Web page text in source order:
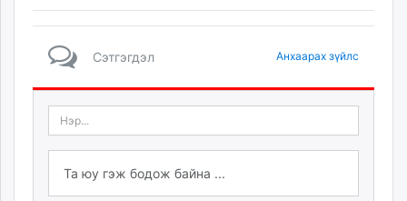
Сэтгэгдэл Анхаарах зүйлс